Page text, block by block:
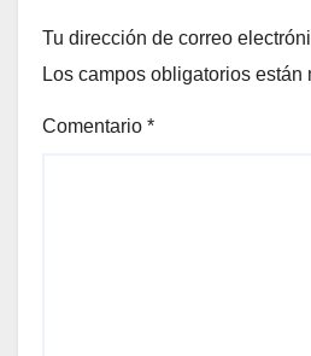
Tu dirección de correo
Los campos obligatorios están
Comentario *